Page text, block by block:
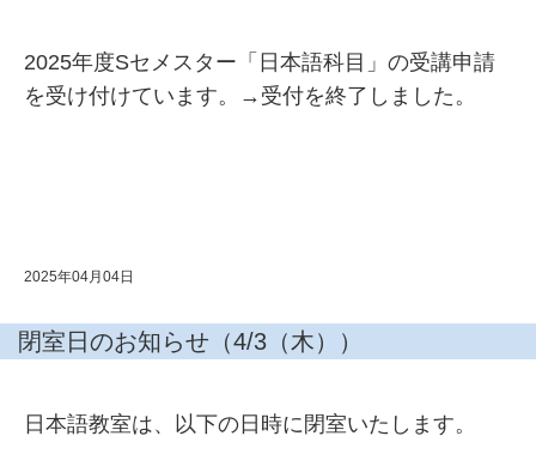
2025年度Sセメスター「日本語科目」の受講申請
を受け付けています。→受付を終了しました。
2025年04月04日
閉室日のお知らせ（4/3（木））
日本語教室は、以下の日時に閉室いたします。